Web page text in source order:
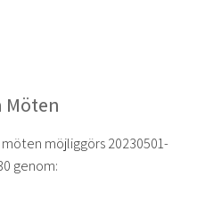
Möten
möjliggörs 20230501-
genom: